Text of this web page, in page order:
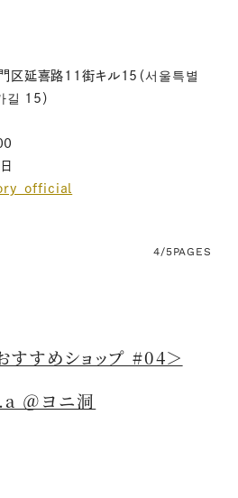
区延喜路11街キル15（서울특별
15）
4/5PAGES
すすめショップ #04＞
＠ヨニ洞